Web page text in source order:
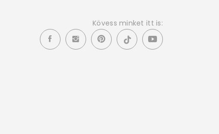
Kövess minket itt is: